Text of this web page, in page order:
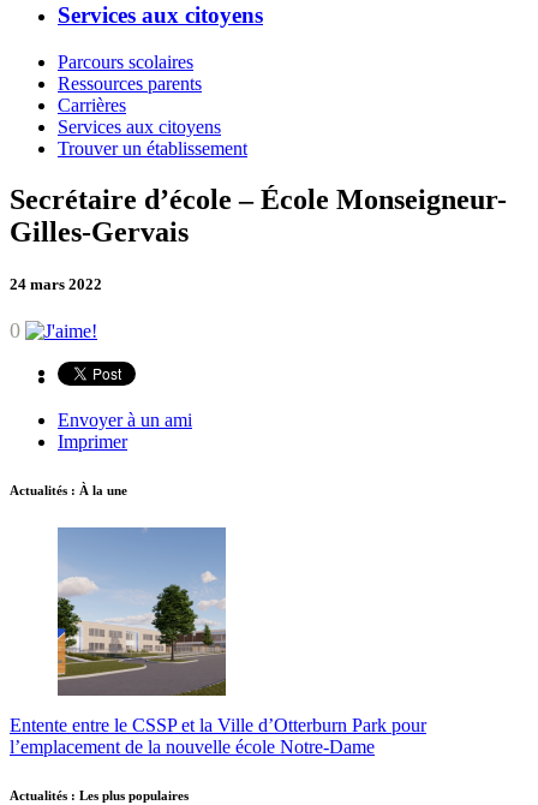
Services aux citoyens
Parcours scolaires
Ressources parents
Carrières
Services aux citoyens
Trouver un établissement
Secrétaire d’école – École Monseigneur-
Gilles-Gervais
24 mars 2022
0
Envoyer à un ami
Imprimer
Actualités : À la une
Entente entre le CSSP et la Ville d’Otterburn Park pour
l’emplacement de la nouvelle école Notre-Dame
Actualités : Les plus populaires